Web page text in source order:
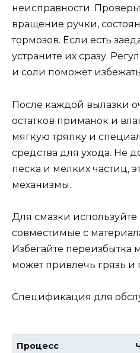
неисправности.
вращение ручки,
тормозов. Если есть
устраните их сразу.
и соли поможет
После каждой вылазки
остатков приманок и
мягкую тряпку и
средства для ухода. Не
песка и мелких частиц,
механизмы.
Для смазки
совместимые с
Избегайте переизбытка
может привлечь грязь и
Спецификация для
Процесс